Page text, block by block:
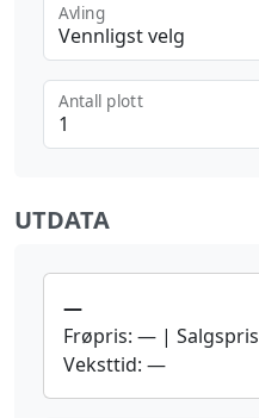
Vennligst velg
Avling
Antall plott
UTDATA
—
Frøpris: — | Salgspris
Veksttid: —